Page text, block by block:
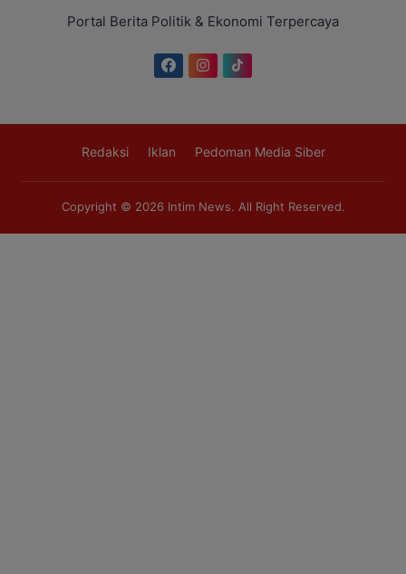
Portal Berita Politik & Ekonomi Terpercaya
Redaksi Iklan Pedoman Media Siber
Copyright © 2026 Intim News. All Right Reserved.